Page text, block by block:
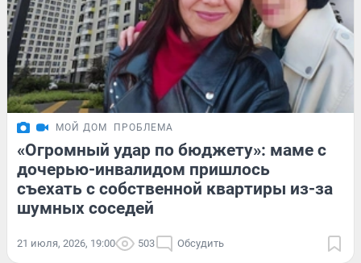
МОЙ ДОМ ПРОБЛЕМА
«Огромный удар по бюджету»: маме с
дочерью-инвалидом пришлось
съехать с собственной квартиры из-за
шумных соседей
21 июля, 2026, 19:00 503 Обсудить